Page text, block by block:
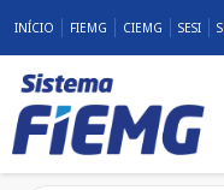
INÍCIO FIEMG CIEMG SESI